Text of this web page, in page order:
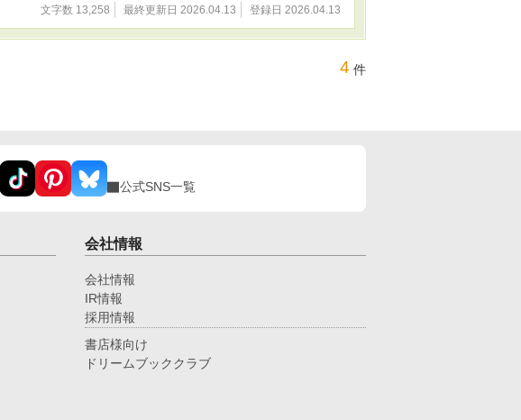
文字数 13,258 最終更新日 2026.04.13 登録日 2026.04.13
4 件
公式SNS一覧
会社情報
会社情報
IR情報
採用情報
書店様向け
ドリームブッククラブ